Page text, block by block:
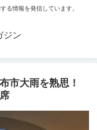
る情報を発信しています。
ジン
市大雨を熟思！